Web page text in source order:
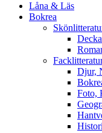
Låna & Läs
Bokrea
Djur,
Foto,